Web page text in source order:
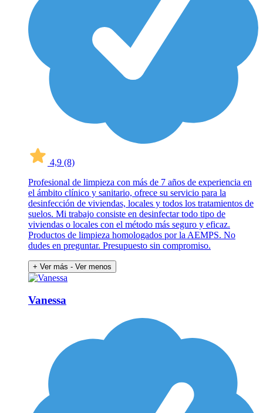
4,9 (8)
Profesional de limpieza con más de 7 años de experiencia en
el ámbito clínico y sanitario, ofrece su servicio para la
desinfección de viviendas, locales y todos los tratamientos de
suelos. Mi trabajo consiste en desinfectar todo tipo de
viviendas o locales con el método más seguro y eficaz.
Productos de limpieza homologados por la AEMPS. No
dudes en preguntar. Presupuesto sin compromiso.
+ Ver más - Ver menos
Vanessa